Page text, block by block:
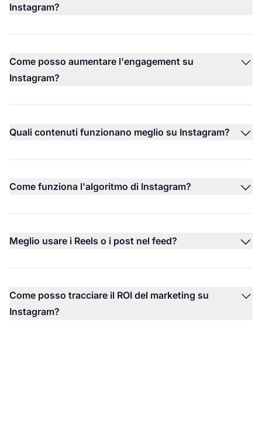
Instagram?
Come posso aumentare l'engagement su
Instagram?
Quali contenuti funzionano meglio su Instagram?
Come funziona l'algoritmo di Instagram?
Meglio usare i Reels o i post nel feed?
Come posso tracciare il ROI del marketing su
Instagram?